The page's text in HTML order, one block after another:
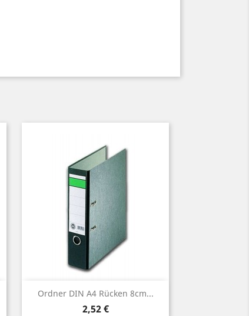
Ordner DIN A4 Rücken 8cm...
Preis
2,52 €
Vorschau